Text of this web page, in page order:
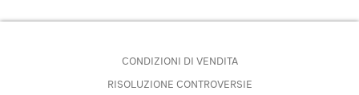
CONDIZIONI DI VENDITA
RISOLUZIONE CONTROVERSIE